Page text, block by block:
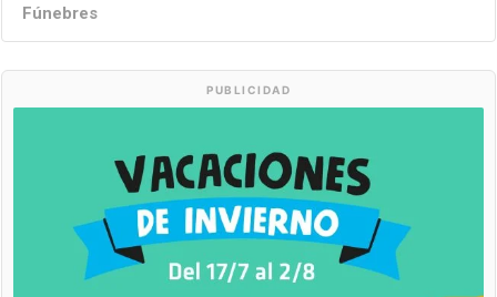
Fúnebres
PUBLICIDAD